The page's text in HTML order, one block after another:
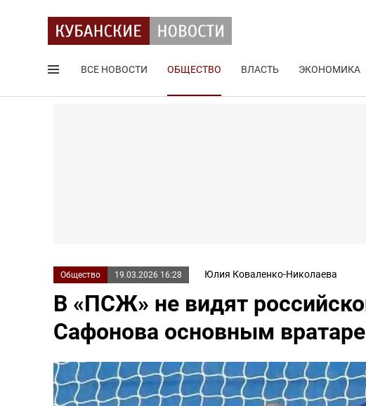
ВСЕ НОВОСТИ ОБЩЕСТВО ВЛАСТЬ ЭКОНОМИКА
Общество 19.03.2026 16:28 Юлия Коваленко-Николаева
В «ПСЖ» не видят
Сафонова основным